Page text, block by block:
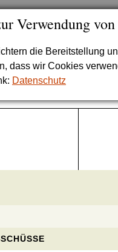
Verwendung
die Bereitstellung
dass wir Cookies
Datenschutz